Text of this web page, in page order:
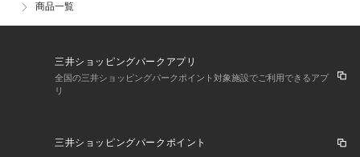
商品一覧
三井ショッピングパークアプリ
全国の三井ショッピングパークポイント対象施設でご利用できるアプ
リ
三井ショッピングパークポイント